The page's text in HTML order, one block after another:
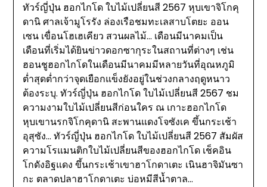
ทัวร์ญี่ปุ่น ฮอกไกโด ใบไม้เปลี่ยนสี 2567 หุบเขาจิโกคุ
ดานิ ศาลเจ้ามูโรรัง ล่องเรือชมทะเลสาบโตยะ ออน
เซน เขื่อนโฮเฮเคียว สวนผลไม้… เดือนมีนาคมเป็น
เดือนที่เริ่มได้ยินข่าวดอกซากุระในสถานที่ต่างๆ เช่น
ฮอนชูฮอกไกโดในเดือนมีนาคมมีหลายวันที่อุณหภูมิ
ต่ำสุดต่ำกว่าจุดเยือกแข็งยังอยู่ในช่วงกลางฤดูหนาว
ต้องระบุ. ทัวร์ญี่ปุ่น ฮอกไกโด ใบไม้เปลี่ยนสี 2567 ชม
ความงามใบไม้เปลี่ยนสีก่อนใคร ณ เกาะฮอกไกโด
หุบเขานรกจิโกคุดานิ สะพานแดงโจซังเค ขึ้นกระเช้า
อุสุซัง… ทัวร์ญี่ปุ่น ฮอกไกโด ใบไม้เปลี่ยนสี 2567 สัมผัส
ความโรแมนติกใบไม้เปลี่ยนสีของฮอกไกโด เช็คอิน
โกดังอิฐแดง ขึ้นกระเช้าเขาฮาโกดาเตะ เนินฮาจิมันซา
กะ ตลาดปลาฮาโกดาเตะ บ่อหมีสีน้ำตาล…